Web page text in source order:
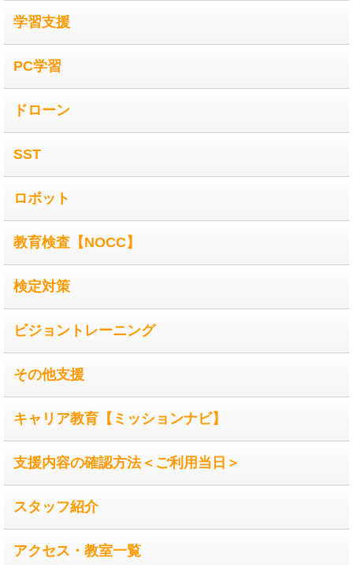
学習支援
PC学習
ドローン
SST
ロボット
教育検査【NOCC】
検定対策
ビジョントレーニング
その他支援
キャリア教育【ミッションナビ】
支援内容の確認方法＜ご利用当日＞
スタッフ紹介
アクセス・教室一覧